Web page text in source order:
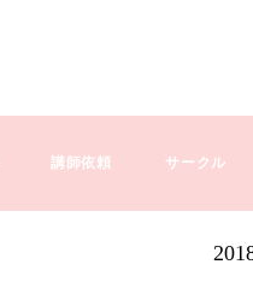
講師依頼 サークル